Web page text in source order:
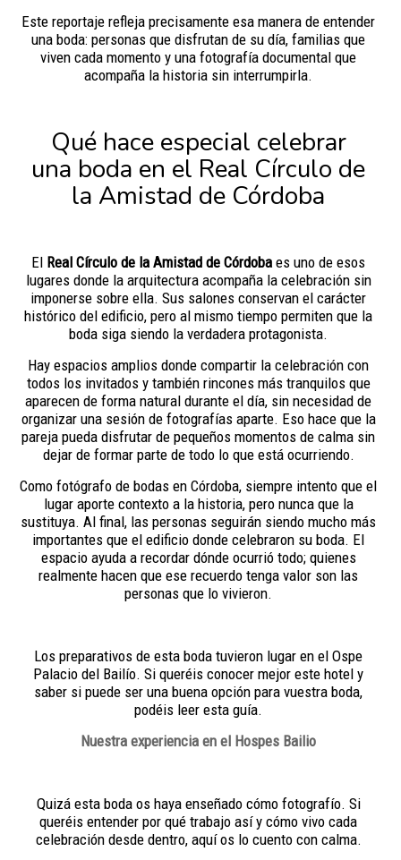
Este reportaje refleja precisamente esa manera de entender
una boda: personas que disfrutan de su día, familias que
viven cada momento y una fotografía documental que
acompaña la historia sin interrumpirla.
Qué hace especial celebrar
una boda en el Real Círculo de
la Amistad de Córdoba
El Real Círculo de la Amistad de Córdoba es uno de esos
lugares donde la arquitectura acompaña la celebración sin
imponerse sobre ella. Sus salones conservan el carácter
histórico del edificio, pero al mismo tiempo permiten que la
boda siga siendo la verdadera protagonista.
Hay espacios amplios donde compartir la celebración con
todos los invitados y también rincones más tranquilos que
aparecen de forma natural durante el día, sin necesidad de
organizar una sesión de fotografías aparte. Eso hace que la
pareja pueda disfrutar de pequeños momentos de calma sin
dejar de formar parte de todo lo que está ocurriendo.
Como fotógrafo de bodas en Córdoba, siempre intento que el
lugar aporte contexto a la historia, pero nunca que la
sustituya. Al final, las personas seguirán siendo mucho más
importantes que el edificio donde celebraron su boda. El
espacio ayuda a recordar dónde ocurrió todo; quienes
realmente hacen que ese recuerdo tenga valor son las
personas que lo vivieron.
Los preparativos de esta boda tuvieron lugar en el Ospe
Palacio del Bailío. Si queréis conocer mejor este hotel y
saber si puede ser una buena opción para vuestra boda,
podéis leer esta guía.
Nuestra experiencia en el Hospes Bailio
Quizá esta boda os haya enseñado cómo fotografío. Si
queréis entender por qué trabajo así y cómo vivo cada
celebración desde dentro, aquí os lo cuento con calma.